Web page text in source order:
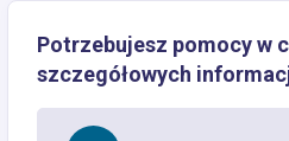
Potrzebujesz pomocy w
szczegółowych